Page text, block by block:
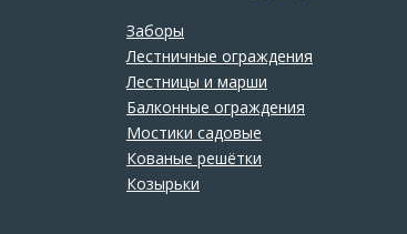
Заборы
Лестничные ограждения
Лестницы и марши
Балконные ограждения
Мостики садовые
Кованые решётки
Козырьки